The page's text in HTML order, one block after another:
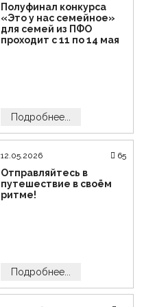
Полуфинал конкурса
«Это у нас семейное»
для семей из ПФО
проходит с 11 по 14 мая
Подробнее...
12.05.2026 65
Отправляйтесь в
путешествие в своём
ритме!
Подробнее...